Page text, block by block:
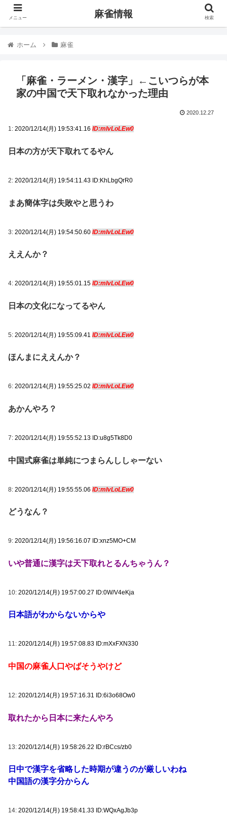
ホーム 麻雀
「麻雀・ラーメン・漢字」←こいつらが本
家の中国で天下取れなかった理由
2020.12.27
1: 2020/12/14(月) 19:53:41.16 ID:mIvLoLEw0
日本の方が天下取れてるやん
2: 2020/12/14(月) 19:54:11.43 ID:KhLbgQrR0
まあ簡体字は失敗やと思うわ
3: 2020/12/14(月) 19:54:50.60 ID:mIvLoLEw0
ええんか？
4: 2020/12/14(月) 19:55:01.15 ID:mIvLoLEw0
日本の文化になってるやん
5: 2020/12/14(月) 19:55:09.41 ID:mIvLoLEw0
ほんまにええんか？
6: 2020/12/14(月) 19:55:25.02 ID:mIvLoLEw0
あかんやろ？
7: 2020/12/14(月) 19:55:52.13 ID:u8g5Tk8D0
中国式麻雀は単純につまらんししゃーない
8: 2020/12/14(月) 19:55:55.06 ID:mIvLoLEw0
どうなん？
9: 2020/12/14(月) 19:56:16.07 ID:xnz5MO+CM
いや普通に漢字は天下取れとるんちゃうん？
10: 2020/12/14(月) 19:57:00.27 ID:0W/V4eKja
日本語がわからないからや
11: 2020/12/14(月) 19:57:08.83 ID:mXxFXN330
中国の麻雀人口やばそうやけど
12: 2020/12/14(月) 19:57:16.31 ID:6i3o68Ow0
取れたから日本に来たんやろ
13: 2020/12/14(月) 19:58:26.22 ID:rBCcs/zb0
日中で漢字を省略した時期が違うのが厳しいわね
中国語の漢字分からん
14: 2020/12/14(月) 19:58:41.33 ID:WQxAgJb3p
メニュー 麻雀情報 検索